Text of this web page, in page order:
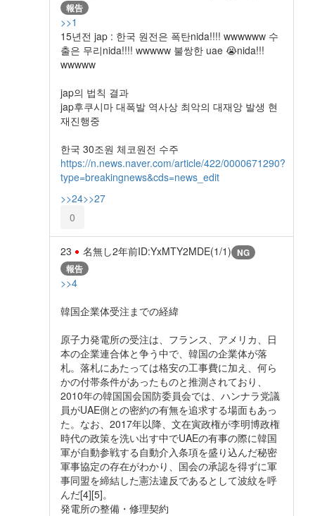
報告
>>1
15년전 jap : 한국 원전은 폭탄nida!!!! wwwwww 수
출은 무리nida!!!! wwwww 불쌍한 uae 😭nida!!!
wwwww
jap의 법칙 결과
jap후쿠시마 대폭발 역사상 최악의 대재앙 발생 현
재진행중
한국 30조원 체코원전 수주
https://n.news.naver.com/article/422/0000671290?
type=breakingnews&cds=news_edit
>>24>>27
0
23 名無し2年前ID:YxMTY2MDE(1/1) NG
報告
>>4
韓国企業体受注までの経緯
原子力発電所の受注は、フランス、アメリカ、日
本の企業連合体と争う中で、韓国の企業体が落
札。落札にあたっては格安の工事費に加え、何ら
かの付帯条件があったものと推測されており、
2010年の韓国国会国防委員会では、ハンナラ党議
員がUAE側との密約の有無を追求する場面もあっ
た。なお、2017年以降、文在寅政権が李明博政権
時代の政策を洗い出す中でUAEの有事の際に韓国
軍が自動参戦する自動介入条項を盛り込んだ秘密
軍事協定の存在がわかり、国会の承認を得ずに軍
事同盟を締結した憲法違反であるとして波紋を呼
んだ[4][5]。
発電所の整備・修理契約